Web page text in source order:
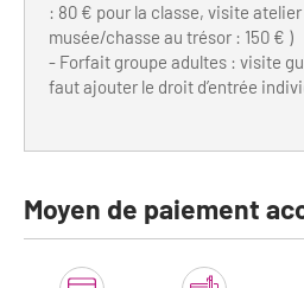
: 80 € pour la classe, visite
musée/chasse au trésor : 150 € )
- Forfait groupe adultes : visite
faut ajouter le droit d’entrée
Moyen de paiement